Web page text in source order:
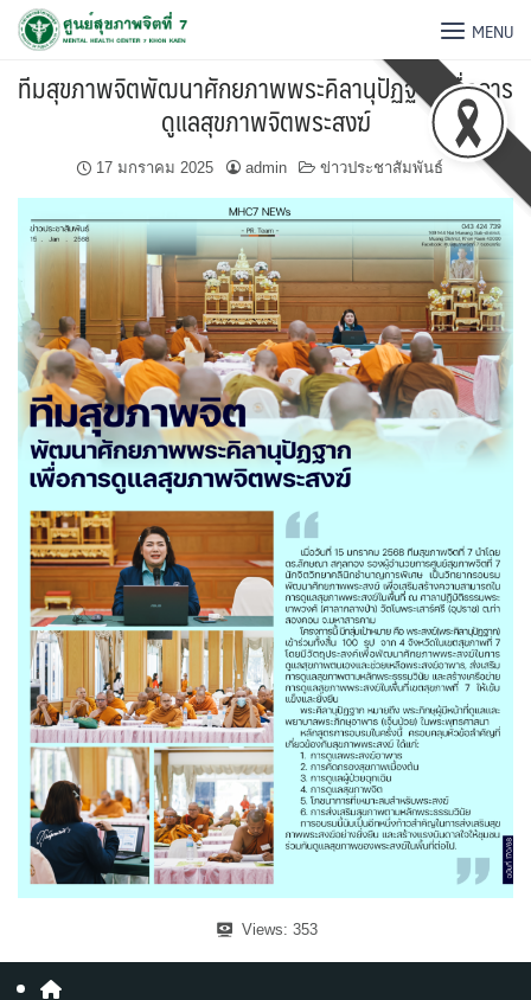
MENU
ทีมสุขภาพจิตพัฒนาศักยภาพพระคิลานุปัฏฐากเพื่อการ
ดูแลสุขภาพจิตพระสงฆ์
17 มกราคม 2025 admin ข่าวประชาสัมพันธ์
Views: 353